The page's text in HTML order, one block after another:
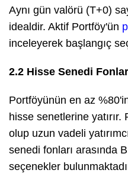
Aynı gün valörü (T+0)
idealdir. Aktif Portföy'ün
inceleyerek başlangıç
2.2 Hisse Senedi
Portföyünün en az
hisse senetlerine
olup uzun vadeli
senedi fonları arasında
seçenekler